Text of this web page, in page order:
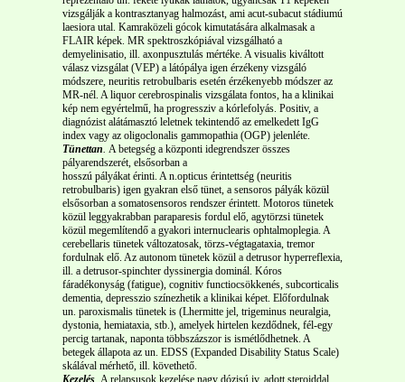
vizsgálják a kontrasztanyag halmozást, ami acut-subacut stádiumú
laesiora utal. Kamraközeli gócok kimutatására alkalmasak a
FLAIR képek. MR spektroszkópiával vizsgálható a
demyelinisatio, ill. axonpusztulás mértéke. A visualis kiváltott
válasz vizsgálat (VEP) a látópálya igen érzékeny vizsgáló
módszere, neuritis retrobulbaris esetén érzékenyebb módszer az
MR-nél. A liquor cerebrospinalis vizsgálata fontos, ha a klinikai
kép nem egyértelmű, ha progressziv a kórlefolyás. Positiv, a
diagnózist alátámasztó leletnek tekintendő az emelkedett IgG
index vagy az oligoclonalis gammopathia (OGP) jelenléte.
Tünettan. A betegség a központi idegrendszer összes
pályarendszerét, elsősorban a
hosszú pályákat érinti. A n.opticus érintettség (neuritis
retrobulbaris) igen gyakran első tünet, a sensoros pályák közül
elsősorban a somatosensoros rendszer érintett. Motoros tünetek
közül leggyakrabban paraparesis fordul elő, agytörzsi tünetek
közül megemlítendő a gyakori internuclearis ophtalmoplegia. A
cerebellaris tünetek változatosak, törzs-végtagataxia, tremor
fordulnak elő. Az autonom tünetek közül a detrusor hyperreflexia,
ill. a detrusor-spinchter dyssinergia dominál. Kóros
fáradékonyság (fatigue), cognitiv functiocsökkenés, subcorticalis
dementia, depresszio színezhetik a klinikai képet. Előfordulnak
un. paroxismalis tünetek is (Lhermitte jel, trigeminus neuralgia,
dystonia, hemiataxia, stb.), amelyek hirtelen kezdődnek, fél-egy
percig tartanak, naponta többszázszor is ismétlődhetnek. A
betegek állapota az un. EDSS (Expanded Disability Status Scale)
skálával mérhető, ill. követhető.
Kezelés A relapsusok kezelése nagy dózisú iv. adott steroiddal